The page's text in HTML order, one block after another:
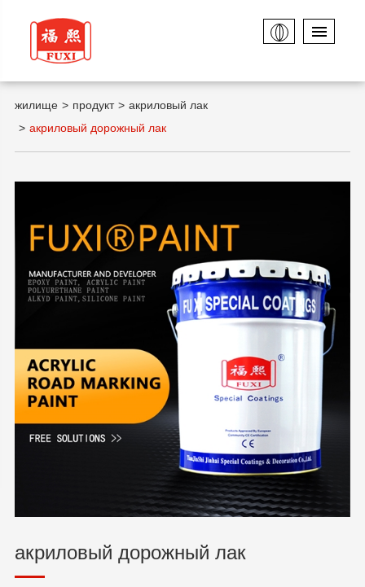
жилище продукт
акриловый лак
акриловый дорожный лак
акриловый дорожный лак